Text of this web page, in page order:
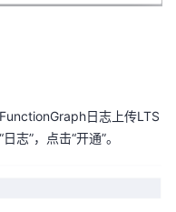
FunctionGraph日志上传LTS
“日志”，点击“开通”。